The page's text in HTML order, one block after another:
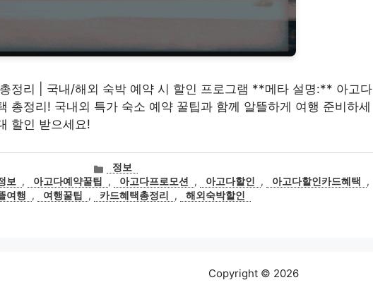
정리 | 국내/해외 숙박 예약 시 할인 프로그램 **메타 설명:** 아고다
총정리! 국내외 특가 숙소 예약 꿀팁과 함께 알뜰하게 여행 준비하세
할인 받으세요!
카
고
정보
보 , 아고다예약꿀팁 , 아고다프로모션 , 아고다할인 , 아고다할인카드혜택
,
여행
, 여행꿀팁 , 카드혜택총정리 , 해외숙박할인
Copyright © 2026